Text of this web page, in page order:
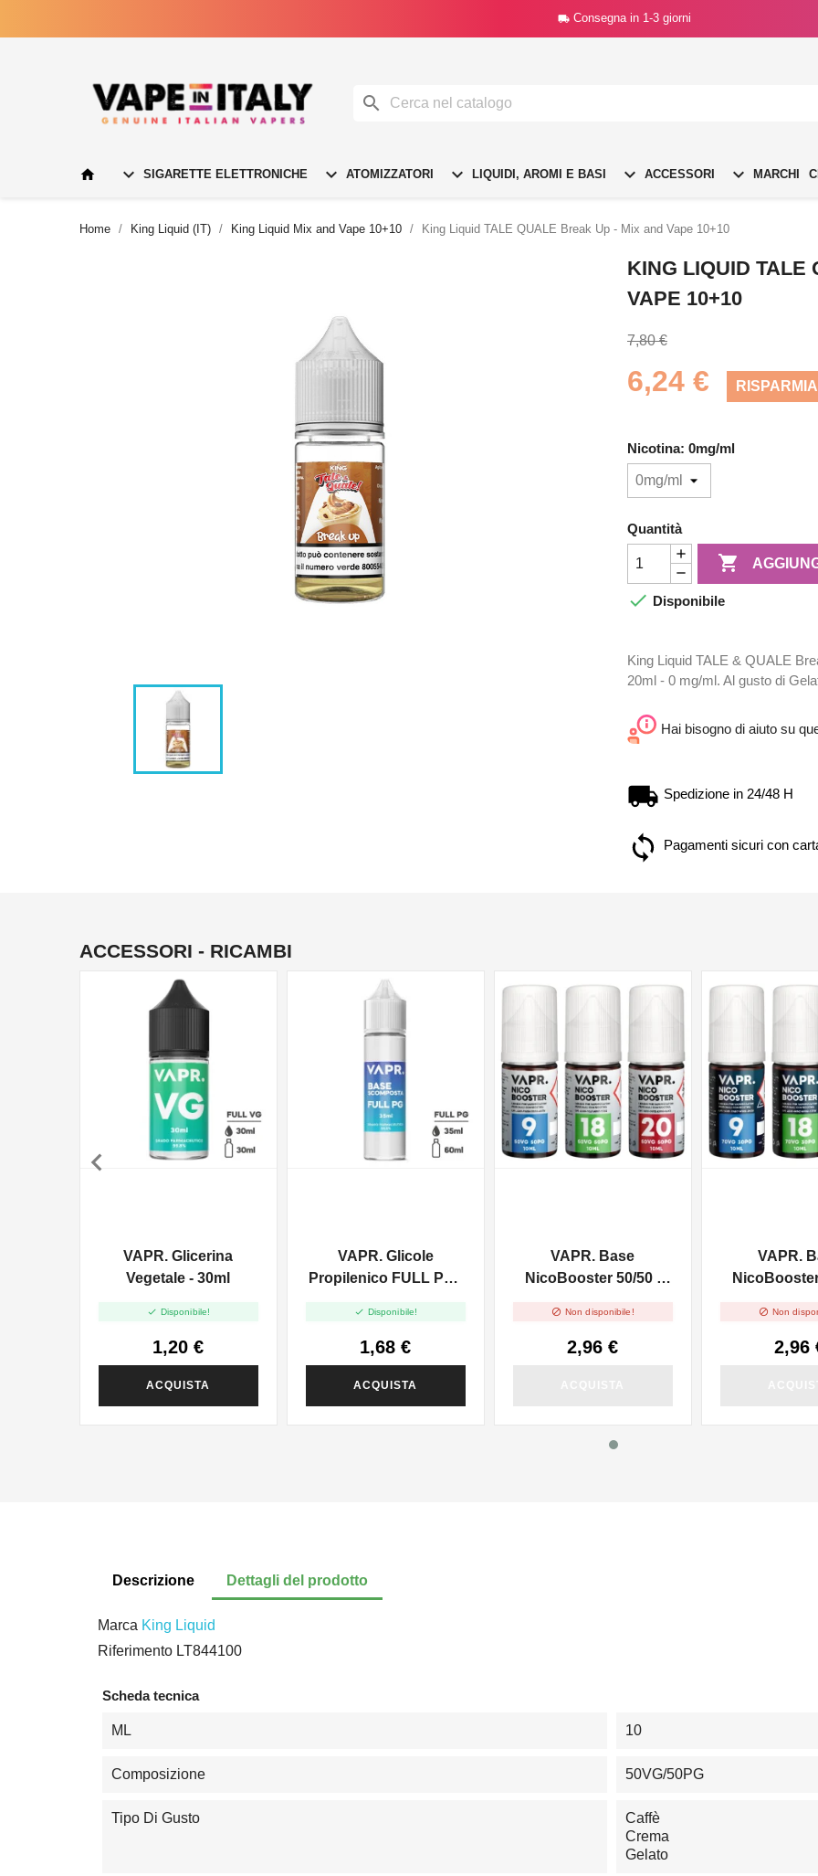
 Consegna in 1-3 giorni

  SIGARETTE ELETTRONICHE  ATOMIZZATORI  LIQUIDI, AROMI E BASI  ACCESSORI  MARCHI
Home King Liquid (IT) King Liquid Mix and Vape 10+10 King Liquid TALE QUALE Break Up - Mix and Vape 10+10
KING LIQUID TALE
VAPE 10+10
7,80 €
6,24 €
Nicotina: 0mg/ml
Quantità

 Disponibile
King Liquid TALE & QUALE
20ml - 0 mg/ml. Al gusto di
Hai bisogno di aiuto su
Spedizione in 24/48 H
Pagamenti sicuri con
ACCESSORI - RICAMBI
VAPR. Glicerina
Vegetale - 30ml
 Disponibile!
1,20 €
ACQUISTA
VAPR. Glicole
Propilenico FULL PG -
 Disponibile!
1,68 €
ACQUISTA
VAPR. Base
NicoBooster 50/50 -
 Non disponibile!
2,96 €
VAPR.
 Non
2,96

Descrizione Dettagli del prodotto
Marca King Liquid
Riferimento LT844100
Scheda tecnica
ML 10
Composizione 50VG/50PG
Tipo Di Gusto
Caffè
Crema
Gelato